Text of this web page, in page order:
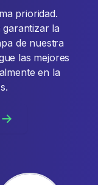
prioridad.
la
de nuestra
las mejores
en la